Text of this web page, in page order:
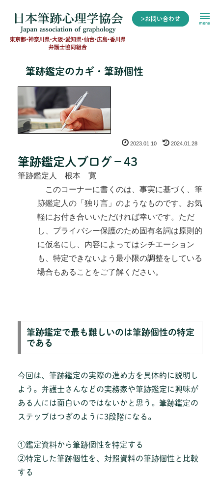
>お問い合わせ
menu
筆跡鑑定のカギ・筆跡個性
2023.01.10 2024.01.28
筆跡鑑定人ブログ－43
筆跡鑑定人 根本 寛
このコーナーに書くのは、事実に基づく、筆
跡鑑定人の「独り言」のようなものです。お気
軽にお付き合いいただければ幸いです。ただ
し、プライバシー保護のため固有名詞は原則的
に仮名にし、内容によってはシチエーション
も、特定できないよう最小限の調整をしている
場合もあることをご了解ください。
筆跡鑑定で最も難しいのは筆跡個性の特定
である
今回は、筆跡鑑定の実際の進め方を具体的に説明し
よう。弁護士さんなどの実務家や筆跡鑑定に興味が
ある人には面白いのではないかと思う。筆跡鑑定の
ステップはつぎのように3段階になる。
①鑑定資料から筆跡個性を特定する
②特定した筆跡個性を、対照資料の筆跡個性と比較
する